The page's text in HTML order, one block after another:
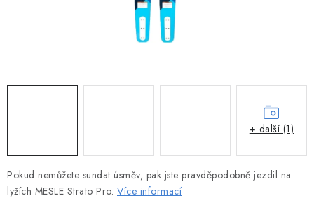
VODNÍ SKŮTRY
Pokud nemůžete sundat úsměv, pak jste pravděpodobně jezdil na
lyžích MESLE Strato Pro. Více informací
+ další (1)